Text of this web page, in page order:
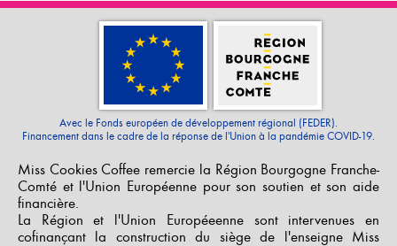
Miss Cookies Coffee remercie la Région Bourgogne Franche-
Comté et l'Union Européenne pour son soutien et son aide
financière.
La Région et l'Union Européeenne sont intervenues en
cofinançant la construction du siège de l'enseigne Miss
Avec le Fonds européen de développement régional (FEDER).
Financement dans le cadre de la réponse de l'Union à la pandémie COVID-19.